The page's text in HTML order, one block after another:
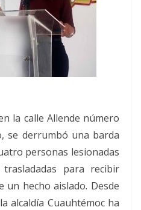
la calle Allende número
se derrumbó una barda
personas lesionadas
para recibir
un hecho aislado. Desde
alcaldía Cuauhtémoc ha